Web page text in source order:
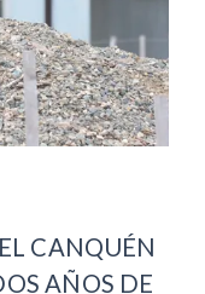
CANQUÉN
AÑOS DE